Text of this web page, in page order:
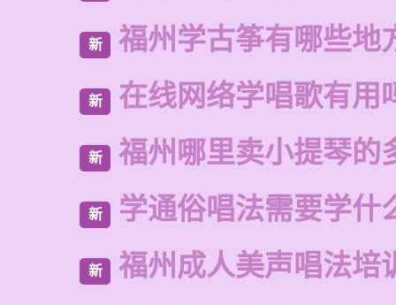
新 福州学古筝有哪些地
新 在线网络学唱歌有用
新 福州哪里卖小提琴的
新 学通俗唱法需要学什
新 福州成人美声唱法培